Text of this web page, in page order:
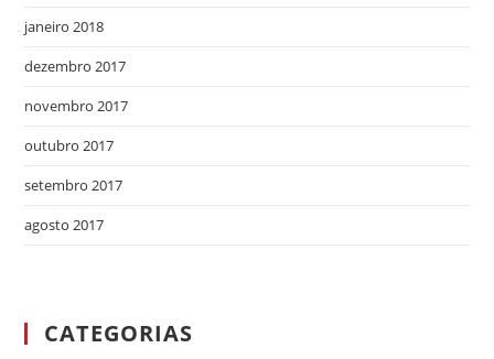
janeiro 2018
dezembro 2017
novembro 2017
outubro 2017
setembro 2017
agosto 2017
CATEGORIAS